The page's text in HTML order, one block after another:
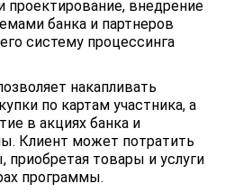
проектирование, внедрение
банка и партнеров
систему процессинга
накапливать
по картам участника, а
в акциях банка и
Клиент может потратить
приобретая товары и услуги
программы.